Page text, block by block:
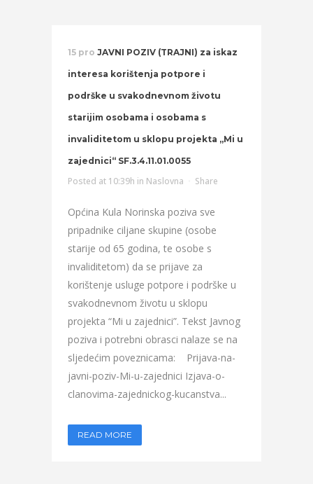
15 pro JAVNI POZIV (TRAJNI) za iskaz
interesa korištenja potpore i
podrške u svakodnevnom životu
starijim osobama i osobama s
invaliditetom u sklopu projekta „Mi u
zajednici“ SF.3.4.11.01.0055
Posted at 10:39h in Naslovna Share
Općina Kula Norinska poziva sve
pripadnike ciljane skupine (osobe
starije od 65 godina, te osobe s
invaliditetom) da se prijave za
korištenje usluge potpore i podrške u
svakodnevnom životu u sklopu
projekta “Mi u zajednici”. Tekst Javnog
poziva i potrebni obrasci nalaze se na
sljedećim poveznicama: Prijava-na-
javni-poziv-Mi-u-zajednici Izjava-o-
clanovima-zajednickog-kucanstva...
READ MORE